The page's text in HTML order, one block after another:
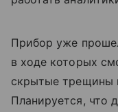
Прибор уже
в ходе которых
скрытые трещины
Планируется, что